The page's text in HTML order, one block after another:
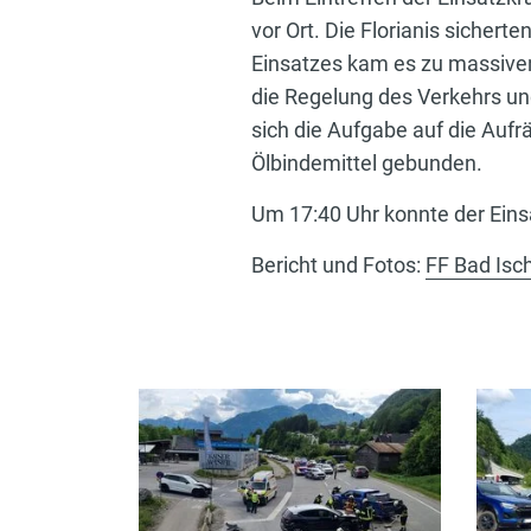
vor Ort. Die Florianis
Einsatzes kam es zu
die Regelung des Verkehrs
sich die Aufgabe auf die
Ölbindemittel gebunden.
Um 17:40 Uhr konnte der
Bericht und Fotos: FF Bad